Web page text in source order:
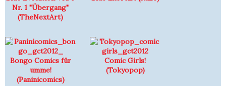
Nr. 1 "Übergang"
(TheNextArt)
Bongo Comics für
umme!
(Paninicomics)
Comic Girls!
(Tokyopop)